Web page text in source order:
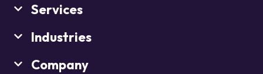
Services
Industries
Company